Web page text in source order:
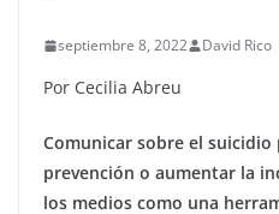
septiembre 8, 2022 David Rico
Por Cecilia Abreu
Comunicar sobre el
prevención o aumentar la
los medios como una